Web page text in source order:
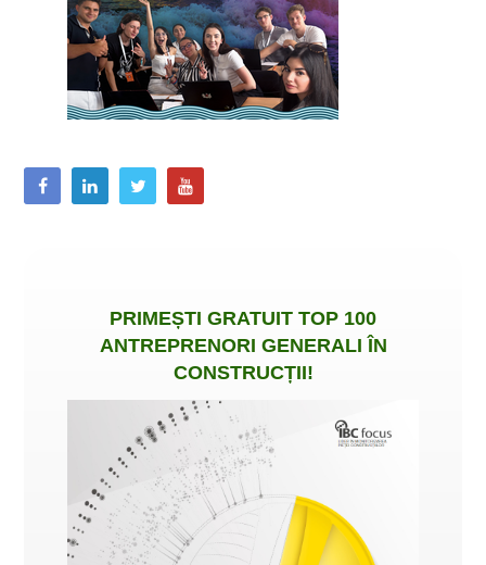
PRIMEȘTI GRATUIT TOP 100
ANTREPRENORI GENERALI ÎN
CONSTRUCȚII!